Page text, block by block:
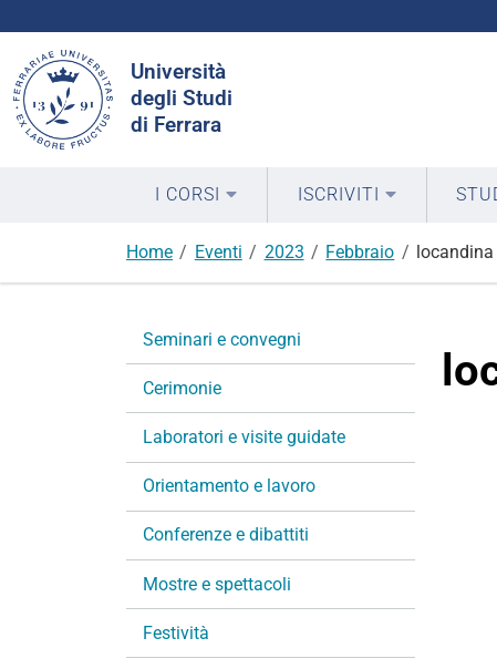
Università
degli Studi
di Ferrara
nel
sito
I CORSI ISCRIVITI
Home Eventi 2023 Febbraio
i
a
i
n
Seminari e convegni
Cerimonie
Laboratori e visite guidate
Orientamento e lavoro
Conferenze e dibattiti
Mostre e spettacoli
Festività